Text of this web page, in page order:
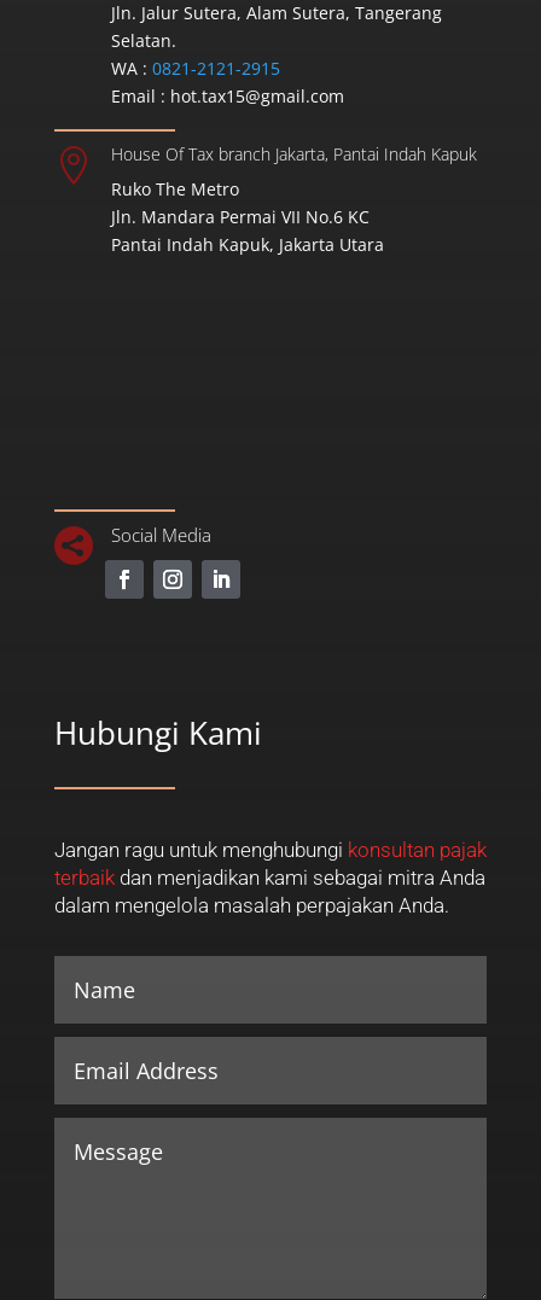
Jln. Jalur Sutera, Alam Sutera, Tangerang
Selatan.
WA : 0821-2121-2915
Email : hot.tax15@gmail.com

House Of Tax branch Jakarta, Pantai Indah Kapuk
Ruko The Metro
Jln. Mandara Permai VII No.6 KC
Pantai Indah Kapuk, Jakarta Utara
 Social Media
Hubungi Kami
Jangan ragu untuk menghubungi konsultan pajak
terbaikdan menjadikan kami sebagai mitra Anda
dalam mengelola masalah perpajakan Anda.